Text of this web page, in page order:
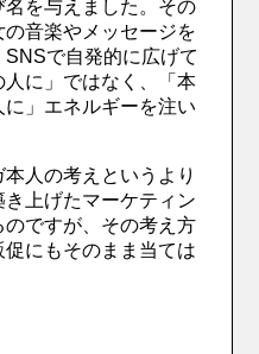
を与えました。その
音楽やメッセージを
で自発的に広げて
に」ではなく、「本
」エネルギーを注い
人の考えというより
き上げたマーケティン
ですが、その考え方
にもそのまま当ては